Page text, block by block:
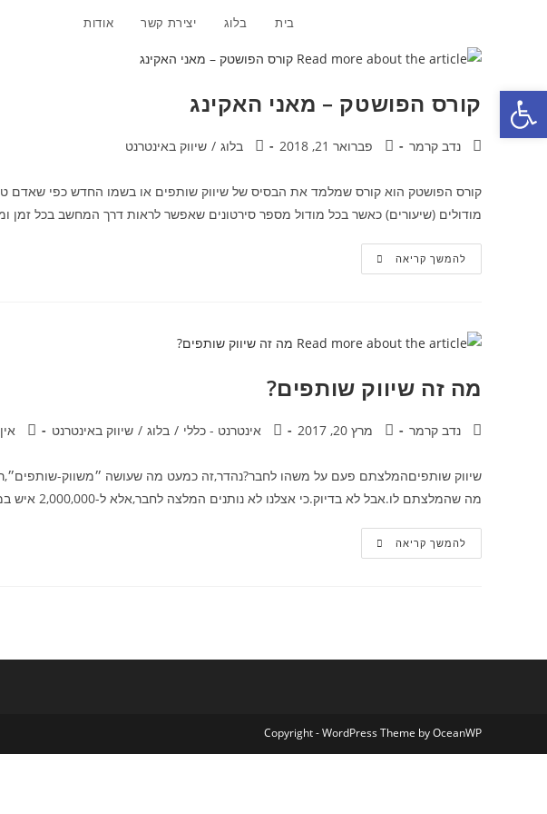
פתח סרגל נגישות
בית בלוג יצירת קשר אודות
קורס הפושטק – מאני האקינג
מחבר:נדב קרמר פורסם:פברואר 21, 2018 קטגוריה:
בלוג / שיווק באינטרנט
מודולים (שיעורים) כאשר בכל מודול מספר סירטונים שאפשר לראות דרך המחשב בכל זמן
להמשך קריאהקורס
הפושטק
מה זה שיווק שותפים?
מחבר:נדב קרמר פורסם:
מרץ 20, 2017 קטגוריה:אינטרנט - כללי / בלוג / שיווק באינטרנט תגובות:
שיווק שותפיםהמלצתם פעם על משהו לחבר?נהדר,זה כמעט מה שעושה ״משווק-
מה שהמלצתם לו.אבל לא בדיוק.כי אצלנו לא נותנים המלצה לחבר,אלא ל-2,000,000 איש במכה.עבודה…
להמשך קריאהמה
זה
Copyright - WordPress Theme by OceanWP